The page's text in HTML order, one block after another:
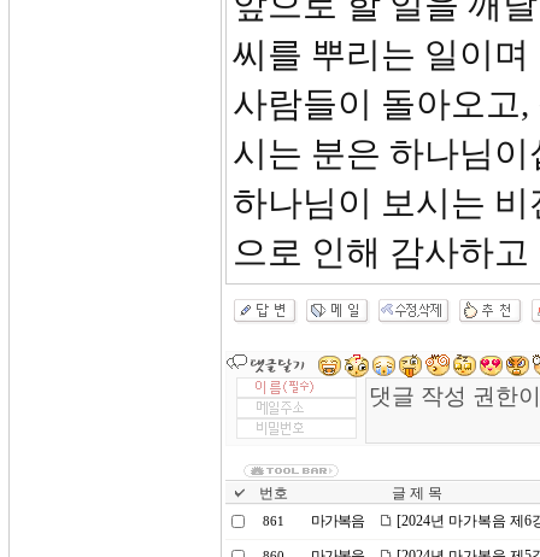
씨를 뿌리는 일이
사람들이 돌아오고
시는 분은 하나님
하나님이 보시는
으로 인해 감사하
번호 글 제 목
861 마가복음 [2024년 마가복음 제6